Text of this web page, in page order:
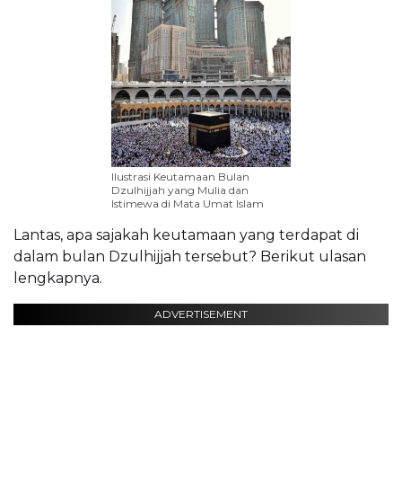
Ilustrasi Keutamaan Bulan
Dzulhijjah yang Mulia dan
Istimewa di Mata Umat Islam
Lantas, apa sajakah keutamaan yang terdapat di
dalam bulan Dzulhijjah tersebut? Berikut ulasan
lengkapnya.
ADVERTISEMENT